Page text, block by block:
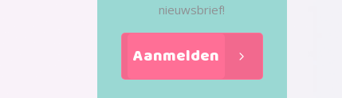
nieuwsbrief!